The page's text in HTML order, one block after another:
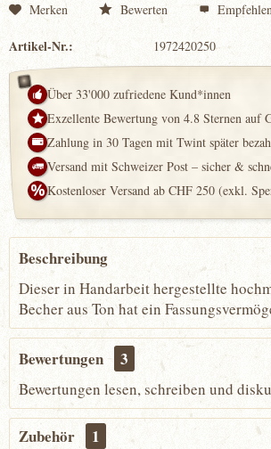
Merken Bewerten
Artikel-Nr.: 1972420250
Über 33'000 zufriedene Kund*innen
Exzellente Bewertung von 4.8 Sternen auf
Zahlung in 30 Tagen mit Twint später
Versand mit Schweizer Post – sicher &
Kostenloser Versand ab CHF 250 (exkl.
Beschreibung
Dieser in Handarbeit hergestellte
Becher aus Ton hat ein
Bewertungen 3
Bewertungen lesen, schreiben und
Zubehör 1